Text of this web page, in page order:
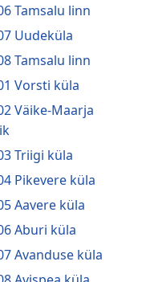
Tamsalu linn
Uudeküla
Tamsalu linn
Vorsti küla
Väike-Maarja
Triigi küla
Pikevere küla
Aavere küla
Aburi küla
Avanduse küla